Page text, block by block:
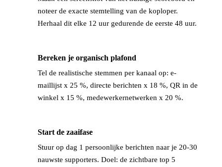
noteer de exacte stemtelling van de koploper.
Herhaal dit elke 12 uur gedurende de eerste 48 uur.
Bereken je organisch plafond
Tel de realistische stemmen per kanaal op: e-
maillijst x 25 %, directe berichten x 18 %, QR in de
winkel x 15 %, medewerkernetwerken x 20 %.
Start de zaai­fase
Stuur op dag 1 persoonlijke berichten naar je 20-30
nauwste supporters. Doel: de zichtbare top 5